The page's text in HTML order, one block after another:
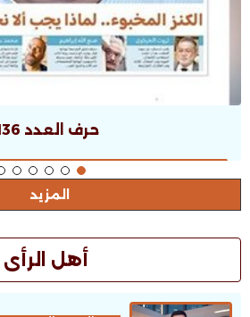
حرف العدد 135
المزيد
أهل الرأى